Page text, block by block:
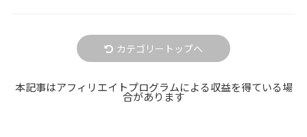
カテゴリートップへ
本記事はアフィリエイトプログラムによる収益を得ている場
合があります